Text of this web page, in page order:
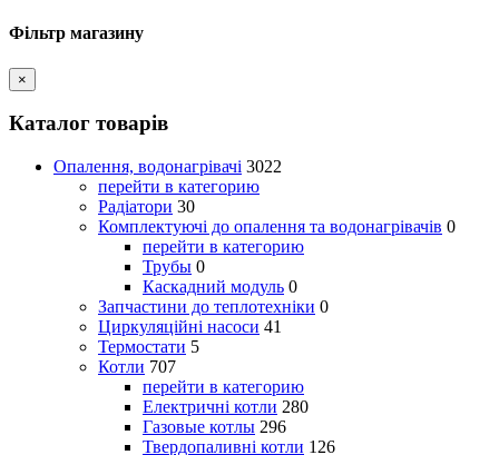
Фільтр магазину
×
Каталог товарів
Опалення, водонагрівачі 3022
перейти в категорию
Радіатори 30
Комплектуючі до опалення та водонагрівачів 0
перейти в категорию
Трубы 0
Каскадний модуль 0
Запчастини до теплотехніки 0
Циркуляційні насоси 41
Термостати 5
Котли 707
перейти в категорию
Електричні котли 280
Газовые котлы 296
Твердопаливні котли 126